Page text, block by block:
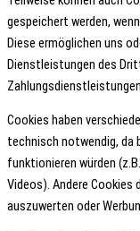
gespeichert werden,
Diese ermöglichen uns
Dienstleistungen des
Cookies haben
technisch notwendig,
funktionieren würden
Videos). Andere Cookies
auszuwerten oder